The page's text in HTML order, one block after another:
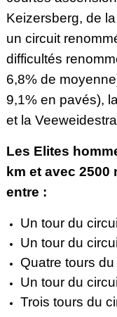
Keizersberg, de
un circuit
difficultés
6,8% de
9,1% en pavés),
et la
Les Elites
km et avec 2500
entre :
Un tour du
Un tour du
Quatre tours
Un tour du
Trois tours du